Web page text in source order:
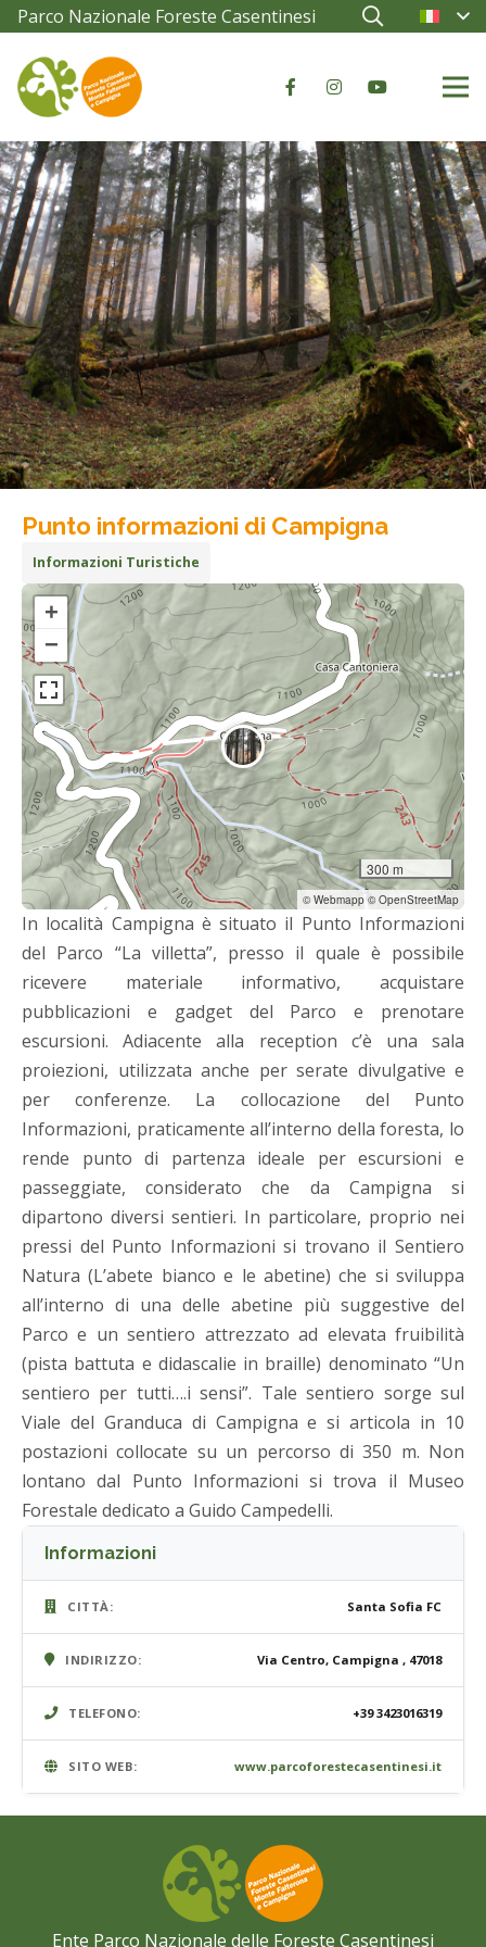
Parco Nazionale Foreste Casentinesi
Punto informazioni di Campigna
Informazioni Turistiche
+
−
300 m
© Webmapp © OpenStreetMap
In località Campigna è situato il Punto Informazioni
del Parco “La villetta”, presso il quale è possibile
ricevere materiale informativo, acquistare
pubblicazioni e gadget del Parco e prenotare
escursioni. Adiacente alla reception c’è una sala
proiezioni, utilizzata anche per serate divulgative e
per conferenze. La collocazione del Punto
Informazioni, praticamente all’interno della foresta, lo
rende punto di partenza ideale per escursioni e
passeggiate, considerato che da Campigna si
dipartono diversi sentieri. In particolare, proprio nei
pressi del Punto Informazioni si trovano il Sentiero
Natura (L’abete bianco e le abetine) che si sviluppa
all’interno di una delle abetine più suggestive del
Parco e un sentiero attrezzato ad elevata fruibilità
(pista battuta e didascalie in braille) denominato “Un
sentiero per tutti….i sensi”. Tale sentiero sorge sul
Viale del Granduca di Campigna e si articola in 10
postazioni collocate su un percorso di 350 m. Non
lontano dal Punto Informazioni si trova il Museo
Forestale dedicato a Guido Campedelli.
Informazioni
CITTÀ: Santa Sofia FC
INDIRIZZO: Via Centro, Campigna , 47018
TELEFONO: +39 3423016319
SITO WEB: www.parcoforestecasentinesi.it
Ente Parco Nazionale delle Foreste Casentinesi